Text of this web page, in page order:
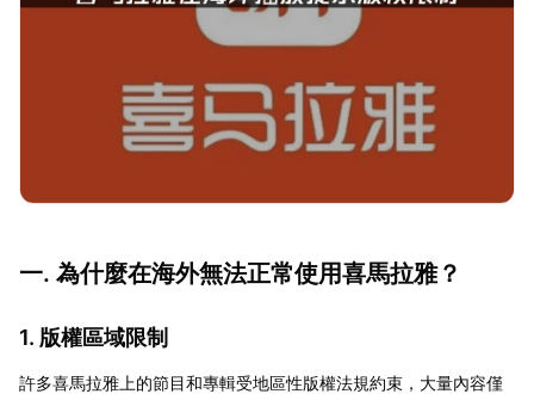
一. 為什麼在海外無法正常使用喜馬拉雅？
1. 版權區域限制
許多喜馬拉雅上的節目和專輯受地區性版權法規約束，大量內容僅